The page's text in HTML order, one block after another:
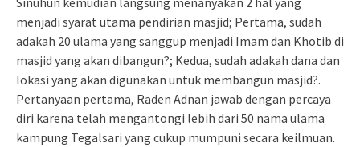
menjadi syarat utama pendirian masjid; Pertama, sudah
adakah 20 ulama yang sanggup menjadi Imam dan Khotib di
masjid yang akan dibangun?; Kedua, sudah adakah dana dan
lokasi yang akan digunakan untuk membangun masjid?.
Pertanyaan pertama, Raden Adnan jawab dengan percaya
diri karena telah mengantongi lebih dari 50 nama ulama
kampung Tegalsari yang cukup mumpuni secara keilmuan.